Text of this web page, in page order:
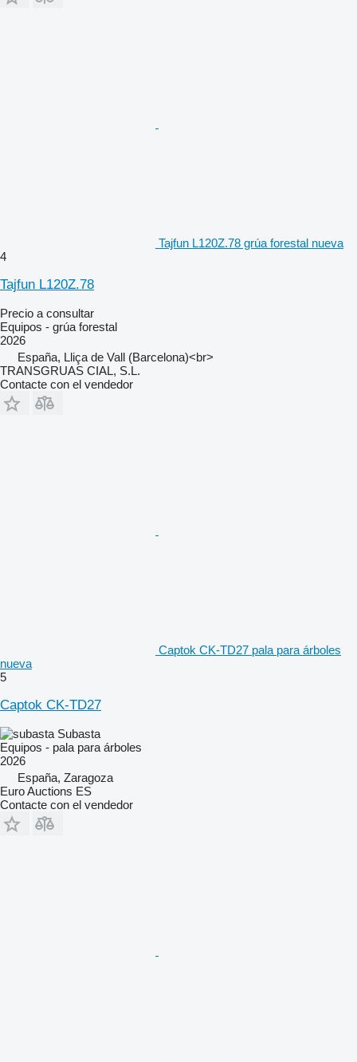
Tajfun L120Z.78 grúa forestal nueva
4
Tajfun L120Z.78
Precio a consultar
Equipos - grúa forestal
2026
España, Lliça de Vall (Barcelona)<br>
TRANSGRUAS CIAL, S.L.
Contacte con el vendedor
Captok CK-TD27 pala para árboles
nueva
5
Captok CK-TD27
Subasta
Equipos - pala para árboles
2026
España, Zaragoza
Euro Auctions ES
Contacte con el vendedor